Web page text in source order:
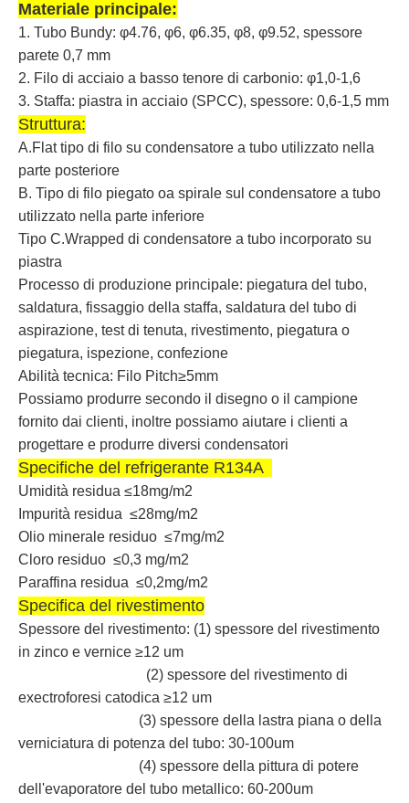
Materiale principale:
1. Tubo Bundy: φ4.76, φ6, φ6.35, φ8, φ9.52, spessore
parete 0,7 mm
2. Filo di acciaio a basso tenore di carbonio: φ1,0-1,6
3. Staffa: piastra in acciaio (SPCC), spessore: 0,6-1,5 mm
Struttura:
A.Flat tipo di filo su condensatore a tubo utilizzato nella
parte posteriore
B. Tipo di filo piegato oa spirale sul condensatore a tubo
utilizzato nella parte inferiore
Tipo C.Wrapped di condensatore a tubo incorporato su
piastra
Processo di produzione principale: piegatura del tubo,
saldatura, fissaggio della staffa, saldatura del tubo di
aspirazione, test di tenuta, rivestimento, piegatura o
piegatura, ispezione, confezione
Abilità tecnica: Filo Pitch≥5mm
Possiamo produrre secondo il disegno o il campione
fornito dai clienti, inoltre possiamo aiutare i clienti a
progettare e produrre diversi condensatori
Specifiche del refrigerante R134A
Umidità residua ≤18mg/m2
Impurità residua ≤28mg/m2
Olio minerale residuo ≤7mg/m2
Cloro residuo ≤0,3 mg/m2
Paraffina residua ≤0,2mg/m2
Specifica del rivestimento
Spessore del rivestimento: (1) spessore del rivestimento
in zinco e vernice ≥12 um
(2) spessore del rivestimento di
exectroforesi catodica ≥12 um
(3) spessore della lastra piana o della
verniciatura di potenza del tubo: 30-100um
(4) spessore della pittura di potere
dell'evaporatore del tubo metallico: 60-200um